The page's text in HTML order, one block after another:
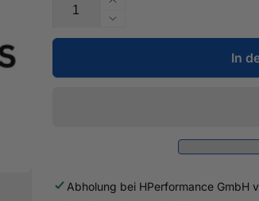
Erhöhe
die
Menge
Datenadapterleitung
Original
Verringere
die
für
-
In
Abholung bei HPerformance GmbH